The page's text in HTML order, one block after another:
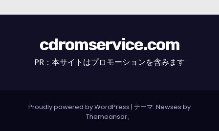
cdromservice.com
PR：本サイトはプロモーションを含みます
Proudly powered by WordPress | テーマ: Newses by
Themeansar。